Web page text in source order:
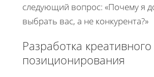
следующий вопрос: «Почему я
выбрать вас, а не конкурента?»
Разработка креативного
позиционирования